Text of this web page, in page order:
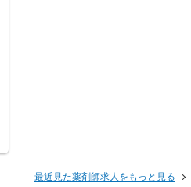
最近見た薬剤師求人をもっと見る